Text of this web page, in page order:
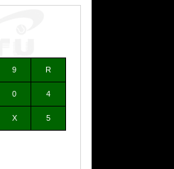
9 R
0 4
X 5